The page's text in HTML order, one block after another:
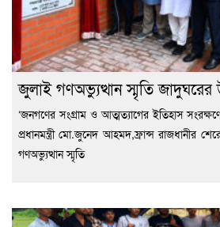
জুলাই গণঅভ্যুত্থান স্মৃতি জাদুঘরের
‘জনগণের সংগ্রাম ও আত্মত্যাগের ইতিহাস
প্রধানমন্ত্রী মো.জুনেদ আহমদ,ফ্রান্স রাজধানীর
গণঅভ্যুত্থান স্মৃতি